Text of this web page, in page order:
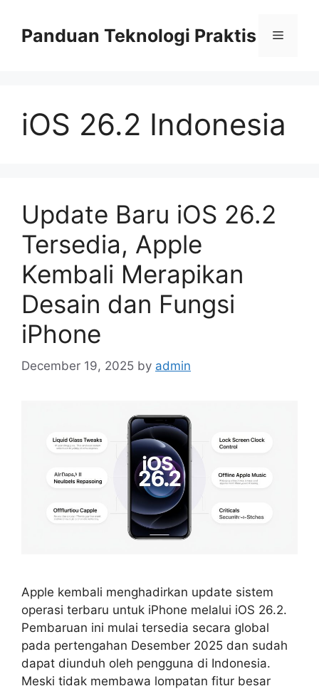
contentPanduan Teknologi Praktis Menu
iOS 26.2 Indonesia
Update Baru iOS 26.2
Tersedia, Apple
Kembali Merapikan
Desain dan Fungsi
iPhone
December 19, 2025 by admin
Apple kembali menghadirkan update sistem
operasi terbaru untuk iPhone melalui iOS 26.2.
Pembaruan ini mulai tersedia secara global
pada pertengahan Desember 2025 dan sudah
dapat diunduh oleh pengguna di Indonesia.
Meski tidak membawa lompatan fitur besar